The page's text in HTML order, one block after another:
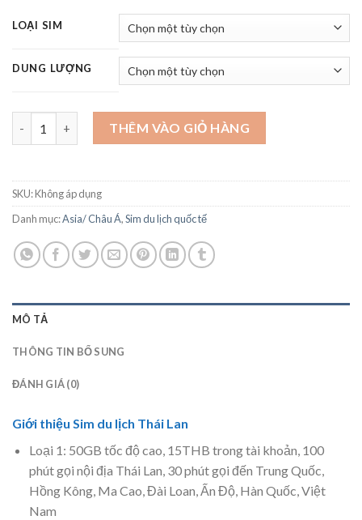
từ
192.000 ₫
đến
297.000 ₫
LOẠI SIM
DUNG LƯỢNG
Sim du lịch Thái Lan số lượngTHÊM VÀO GIỎ HÀNG
SKU:Không áp dụng
Danh mục:Asia/ Châu Á,Sim du lịch quốc tế
MÔ TẢ
THÔNG TIN BỔ SUNG
ĐÁNH GIÁ (0)
Giới thiệu Sim du lịch Thái Lan
Loại 1: 50GB tốc độ cao, 15THB trong tài khoản, 100
phút gọi nội địa Thái Lan, 30 phút gọi đến Trung Quốc,
Hồng Kông, Ma Cao, Đài Loan, Ấn Độ, Hàn Quốc, Việt
Nam